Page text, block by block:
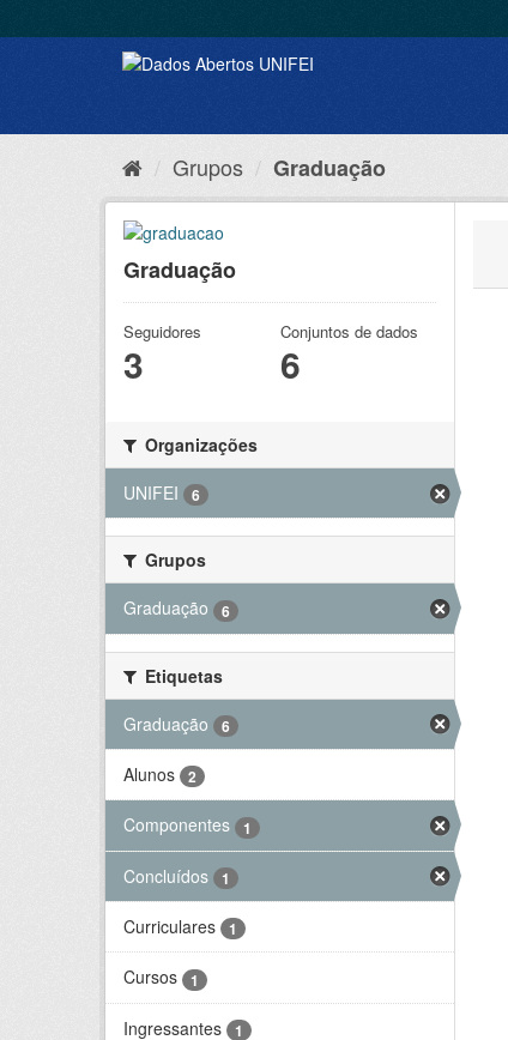
Grupos Graduação
Graduação
Seguidores
3
Conjuntos de dados
6
Organizações
UNIFEI
6
Grupos
Graduação
6
Etiquetas
Graduação
6
Alunos 2
Componentes 1
Concluídos 1
Curriculares 1
Cursos 1
Ingressantes 1